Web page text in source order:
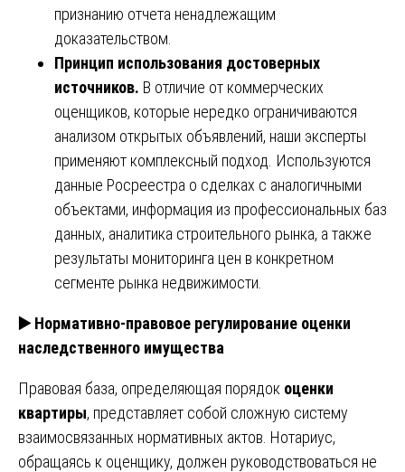
признанию отчета ненадлежащим
доказательством.
Принцип использования достоверных
источников. В отличие от коммерческих
оценщиков, которые нередко ограничиваются
анализом открытых объявлений, наши эксперты
применяют комплексный подход. Используются
данные Росреестра о сделках с аналогичными
объектами, информация из профессиональных баз
данных, аналитика строительного рынка, а также
результаты мониторинга цен в конкретном
сегменте рынка недвижимости.
▶️ Нормативно-правовое регулирование оценки
наследственного имущества
Правовая база, определяющая порядок оценки
квартиры, представляет собой сложную систему
взаимосвязанных нормативных актов. Нотариус,
обращаясь к оценщику, должен руководствоваться не